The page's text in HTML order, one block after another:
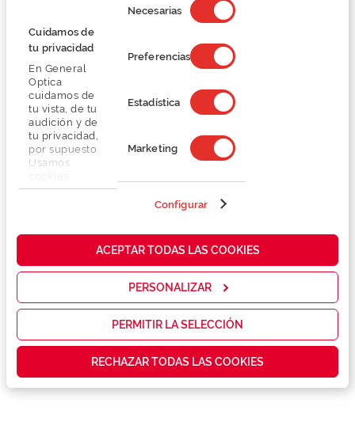
Cuidamos de
tu privacidad
En General
Optica
cuidamos de
tu vista, de tu
audición y de
tu privacidad,
por supuesto.
Usamos
propias y de
cómo mejorar
servicios y
las
que realmente
contenidos
personalizados
de
consentimiento
Necesarias
Preferencias
Estadística
Marketing
Configurar
ACEPTAR TODAS LAS COOKIES
PERSONALIZAR
PERMITIR LA SELECCIÓN
RECHAZAR TODAS LAS COOKIES
D&G 0DG4373
218,25 €
Conselhos
Serviços exclusivos